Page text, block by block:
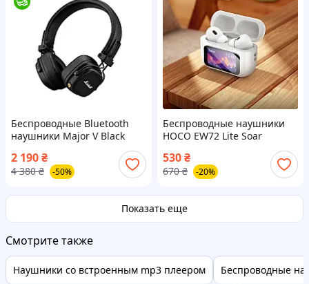
Беспроводные Bluetooth
наушники Major V Black
2 190₴
4 380 ₴ -50%
Беспроводные наушники
HOCO EW72 Lite Soar
Bluetooth 6942007651004
530₴
670 ₴ -20%
Показать еще
Смотрите также
Наушники со встроенным mp3 плеером Беспроводные